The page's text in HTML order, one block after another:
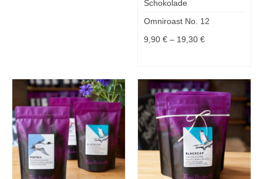
Schokolade
Omniroast No. 12
9,90 € – 19,30 €